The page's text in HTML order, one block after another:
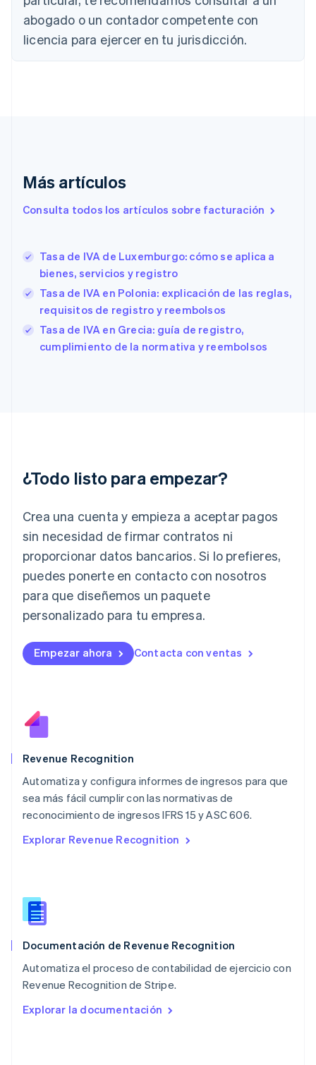
abogado o un contador competente con
licencia para ejercer en tu jurisdicción.
Más artículos
Consulta todos los artículos sobre facturación
Tasa de IVA de Luxemburgo: cómo se aplica a
bienes, servicios y registro
Tasa de IVA en Polonia: explicación de las reglas,
requisitos de registro y reembolsos
Tasa de IVA en Grecia: guía de registro,
cumplimiento de la normativa y reembolsos
¿Todo listo para empezar?
Crea una cuenta y empieza a aceptar pagos
sin necesidad de firmar contratos ni
proporcionar datos bancarios. Si lo prefieres,
puedes ponerte en contacto con nosotros
para que diseñemos un paquete
personalizado para tu empresa.
Empezar ahora Contacta con ventas
Revenue Recognition
Automatiza y configura informes de ingresos para que
sea más fácil cumplir con las normativas de
reconocimiento de ingresos IFRS 15 y ASC 606.
Explorar Revenue Recognition
Documentación de Revenue Recognition
Automatiza el proceso de contabilidad de ejercicio con
Revenue Recognition de Stripe.
Explorar la documentación
China continental
简体中文English
English
English Italiano
Estados Unidos
EnglishEspañol 简体中文
English
Finlandia
EnglishSvenska
Francia
Français
Irlanda
Italia
English
Japón
日本語English
Letonia
Liechtenstein
DeutschEnglish
English
Luxemburgo
Malta
México
EspañolEnglish
English
Nueva Zelandia
English
NederlandsEnglish
Português
RAE de Hong Kong, China
Reino Unido
República Checa
English
English